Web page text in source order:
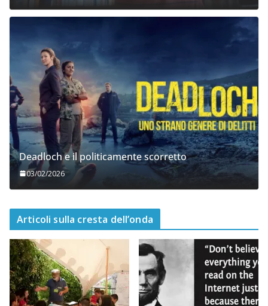
Deadloch e il politicamente scorretto
03/02/2026
Articoli sulla cresta dell’onda